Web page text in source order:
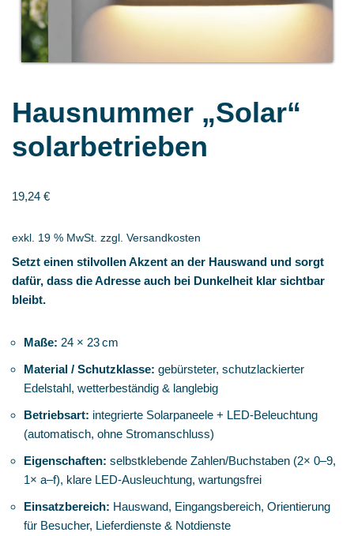
Hausnummer „Solar“
solarbetrieben
19,24 €
exkl. 19 % MwSt. zzgl. Versandkosten
Setzt einen stilvollen Akzent an der Hauswand und sorgt
dafür, dass die Adresse auch bei Dunkelheit klar sichtbar
bleibt.
Maße: 24 × 23 cm
Material / Schutzklasse: gebürsteter, schutzlackierter
Edelstahl, wetterbeständig & langlebig
Betriebsart: integrierte Solarpaneele + LED‑Beleuchtung
(automatisch, ohne Stromanschluss)
Eigenschaften: selbstklebende Zahlen/Buchstaben (2× 0–9,
1× a–f), klare LED‑Ausleuchtung, wartungsfrei
Einsatzbereich: Hauswand, Eingangsbereich, Orientierung
für Besucher, Lieferdienste & Notdienste